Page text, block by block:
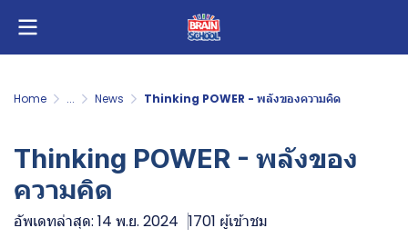
Home ... News Thinking POWER - พลังของความคิด
Thinking POWER - พลังของ
ความคิด
อัพเดทล่าสุด: 14 พ.ย. 2024 1701 ผู้เข้าชม